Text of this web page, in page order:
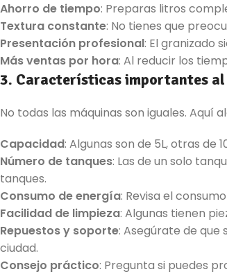
Ahorro de tiempo: Preparas litros
Textura constante: No tienes que
Presentación profesional: El granizado
Más ventas por hora: Al reducir los
3. Características importantes
No todas las máquinas son iguales.
Capacidad: Algunas son de 5L, otras de
Número de tanques: Las de un solo
tanques.
Consumo de energía: Revisa el
Facilidad de limpieza: Algunas tienen
Repuestos y soporte: Asegúrate de
ciudad.
Consejo práctico: Pregunta si puedes